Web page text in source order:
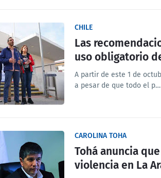
CHILE
Las
uso obligatorio
A partir de este 1 de
a pesar de que todo el p…
CAROLINA TOHA
Tohá anuncia
violencia en La